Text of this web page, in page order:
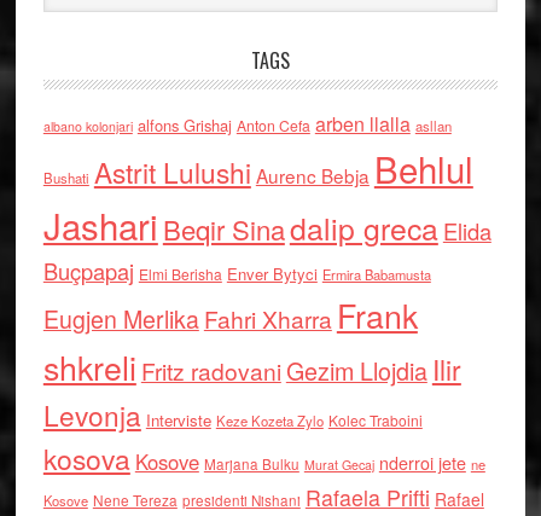
TAGS
albano kolonjari alfons Grishaj Anton Cefa arben llalla asllan
Bushati Astrit Lulushi Aurenc Bebja Behlul
Jashari Beqir Sinadalip grecaElida
Buçpapaj Elmi Berisha Enver Bytyci Ermira Babamusta
Eugjen MerlikaFahri Xharra Frank
shkreli Fritz radovaniGezim Llojdia Ilir
Levonja Interviste Keze Kozeta Zylo Kolec Traboini
kosova Kosove Marjana Bulku Murat Gecaj nderroi jete ne
Kosove Nene Tereza presidenti Nishani Rafaela Prifti Rafael